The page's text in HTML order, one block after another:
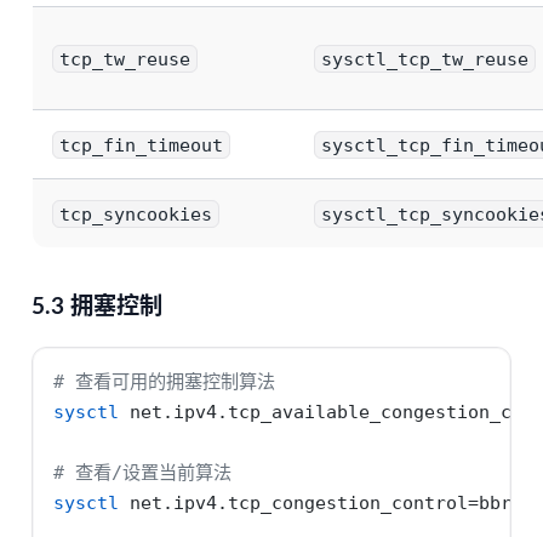
tcp_tw_reuse sysctl_tcp_tw_reuse
tcp_fin_timeout
tcp_syncookies
5.3 拥塞控制
# 查看可用的拥塞控制算法
sysctl
# 查看/设置当前算法
sysctl net.ipv4.tcp_congestion_control=bbr